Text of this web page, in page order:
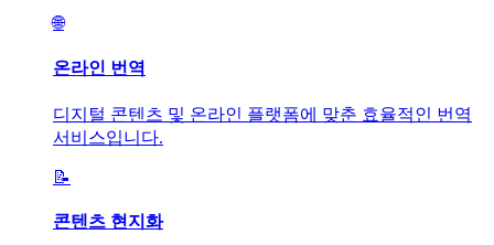
🌐
온라인 번역
디지털 콘텐츠 및 온라인 플랫폼에 맞춘 효율적인 번역
서비스입니다.
📝
콘텐츠 현지화